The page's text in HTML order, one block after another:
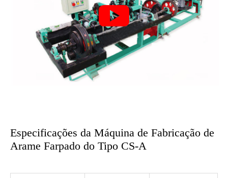

Especificações da Máquina de Fabricação de
Arame Farpado do Tipo CS-A